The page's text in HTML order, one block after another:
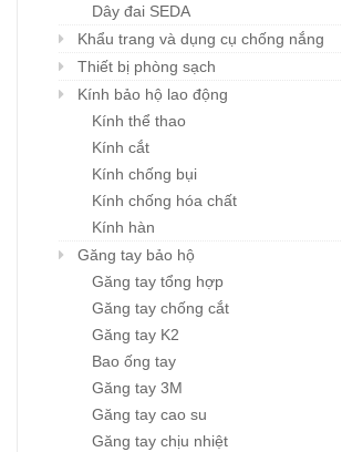
Dây đai SEDA
Khẩu trang và dụng cụ chống nắng
Thiết bị phòng sạch
Kính bảo hộ lao động
Kính thể thao
Kính cắt
Kính chống bụi
Kính chống hóa chất
Kính hàn
Găng tay bảo hộ
Găng tay tổng hợp
Găng tay chống cắt
Găng tay K2
Bao ống tay
Găng tay 3M
Găng tay cao su
Găng tay chịu nhiệt